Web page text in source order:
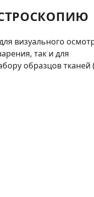
визуального
так и для
образцов тканей